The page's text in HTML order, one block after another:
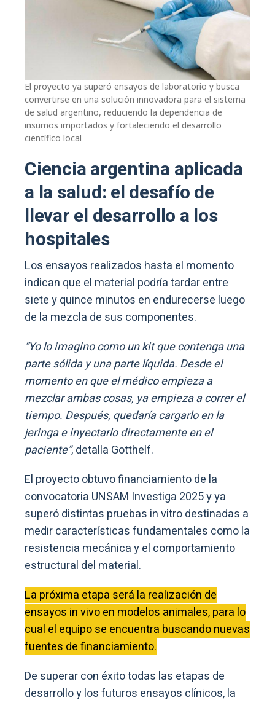
El proyecto ya superó ensayos de laboratorio y busca
convertirse en una solución innovadora para el sistema
de salud argentino, reduciendo la dependencia de
insumos importados y fortaleciendo el desarrollo
científico local
Ciencia argentina aplicada
a la salud: el desafío de
llevar el desarrollo a los
hospitales
Los ensayos realizados hasta el momento
indican que el material podría tardar entre
siete y quince minutos en endurecerse luego
de la mezcla de sus componentes.
“Yo lo imagino como un kit que contenga una
parte sólida y una parte líquida. Desde el
momento en que el médico empieza a
mezclar ambas cosas, ya empieza a correr el
tiempo. Después, quedaría cargarlo en la
jeringa e inyectarlo directamente en el
paciente”, detalla Gotthelf.
El proyecto obtuvo financiamiento de la
convocatoria UNSAM Investiga 2025 y ya
superó distintas pruebas in vitro destinadas a
medir características fundamentales como la
resistencia mecánica y el comportamiento
estructural del material.
La próxima etapa será la realización de
ensayos in vivo en modelos animales, para lo
cual el equipo se encuentra buscando nuevas
fuentes de financiamiento.
De superar con éxito todas las etapas de
desarrollo y los futuros ensayos clínicos, la